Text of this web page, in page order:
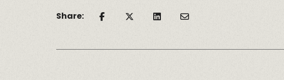
Share: